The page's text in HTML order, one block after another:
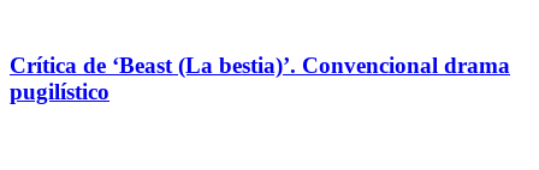
Crítica de ‘Beast (La bestia)’. Convencional drama
pugilístico